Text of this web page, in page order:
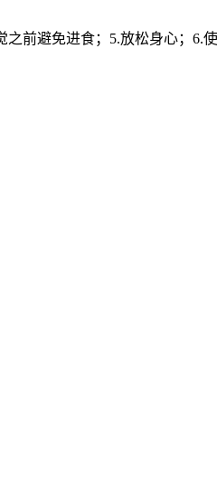
前避免进食；5.放松身心；6.